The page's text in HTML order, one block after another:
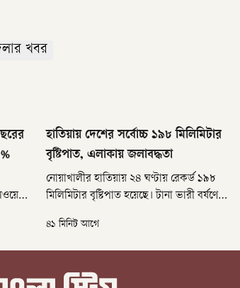
খবর
হাতিয়ায় দেশের সর্বোচ্চ ১৯৮ মিলিমিটার
বৃষ্টিপাত, এলাকায় জলাবদ্ধতা
নোয়াখালীর হাতিয়ায় ২৪ ঘণ্টায় রেকর্ড ১৯৮
মিলিমিটার বৃষ্টিপাত হয়েছে। টানা ভারী বর্ষণে
বৃষ্টিপাত। হাতিয়া আবহাওয়া অফিসের দায়িত্বে থাকা
৪১ মিনিট আগে